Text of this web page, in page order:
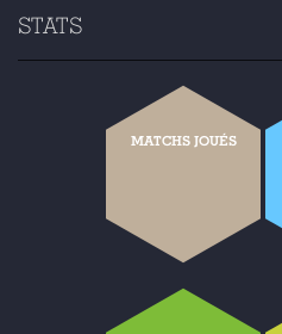
STATS
MATCHS JOUÉS